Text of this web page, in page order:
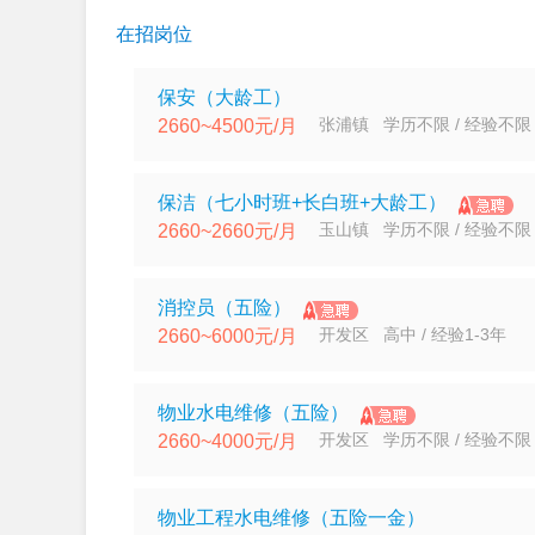
在招岗位
保安（大龄工）
2660~4500元/月 张浦镇 学历不限 / 经验不限
保洁（七小时班+长白班+大龄工）
2660~2660元/月 玉山镇 学历不限 / 经验不限
消控员（五险）
2660~6000元/月 开发区 高中 / 经验1-3年
物业水电维修（五险）
2660~4000元/月 开发区 学历不限 / 经验不限
物业工程水电维修（五险一金）